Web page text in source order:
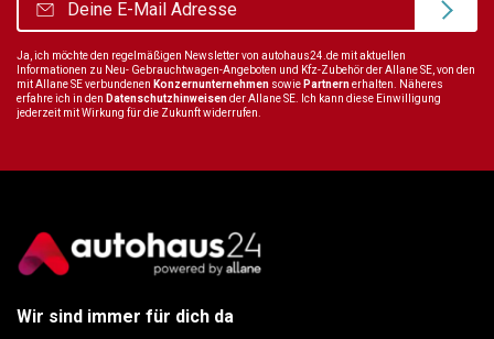
Ja, ich möchte den regelmäßigen Newsletter von autohaus24.de mit aktuellen
Informationen zu Neu- Gebrauchtwagen-Angeboten und Kfz-Zubehör der Allane SE, von den
mit Allane SE verbundenen Konzernunternehmen sowie Partnernerhalten. Näheres
erfahre ich in den Datenschutzhinweisender Allane SE. Ich kann diese Einwilligung
jederzeit mit Wirkung für die Zukunft widerrufen.
Wir sind immer für dich da